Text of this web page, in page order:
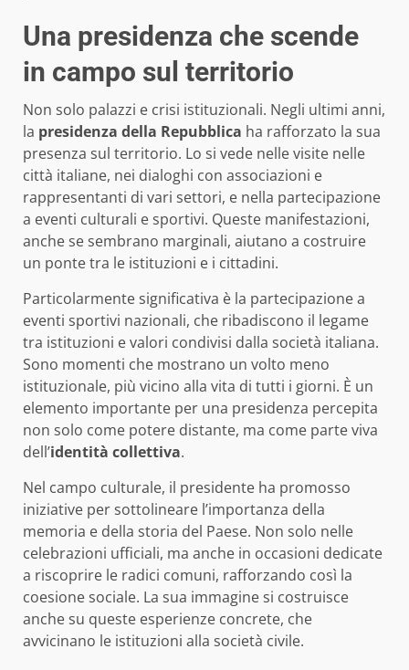
Una presidenza che scende
in campo sul territorio
Non solo palazzi e crisi istituzionali. Negli ultimi anni,
la presidenza della Repubblica ha rafforzato la sua
presenza sul territorio. Lo si vede nelle visite nelle
città italiane, nei dialoghi con associazioni e
rappresentanti di vari settori, e nella partecipazione
a eventi culturali e sportivi. Queste manifestazioni,
anche se sembrano marginali, aiutano a costruire
un ponte tra le istituzioni e i cittadini.
Particolarmente significativa è la partecipazione a
eventi sportivi nazionali, che ribadiscono il legame
tra istituzioni e valori condivisi dalla società italiana.
Sono momenti che mostrano un volto meno
istituzionale, più vicino alla vita di tutti i giorni. È un
elemento importante per una presidenza percepita
non solo come potere distante, ma come parte viva
dell’identità collettiva.
Nel campo culturale, il presidente ha promosso
iniziative per sottolineare l’importanza della
memoria e della storia del Paese. Non solo nelle
celebrazioni ufficiali, ma anche in occasioni dedicate
a riscoprire le radici comuni, rafforzando così la
coesione sociale. La sua immagine si costruisce
anche su queste esperienze concrete, che
avvicinano le istituzioni alla società civile.